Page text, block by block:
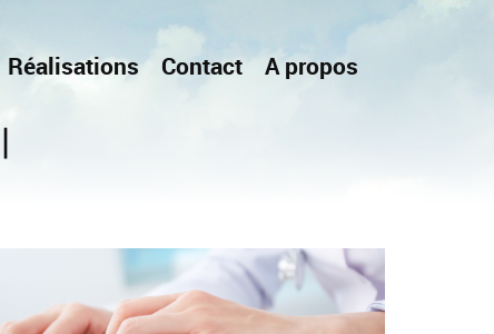
Réalisations Contact A propos